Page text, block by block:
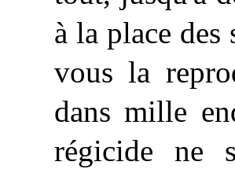
à la place
vous la
dans mille
régicide ne